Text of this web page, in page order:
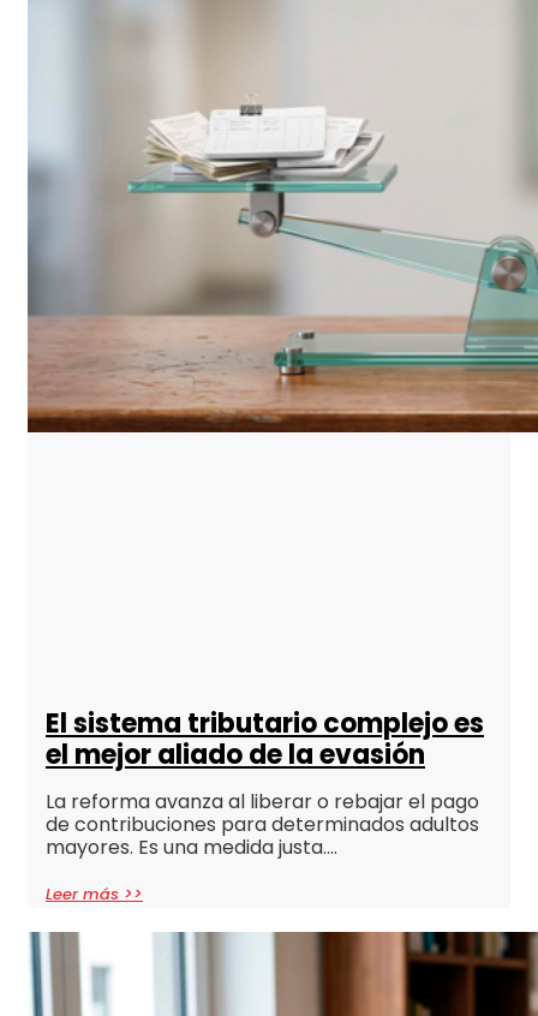
El sistema tributario complejo es
el mejor aliado de la evasión
La reforma avanza al liberar o rebajar el pago
de contribuciones para determinados adultos
mayores. Es una medida justa….
Leer más >>